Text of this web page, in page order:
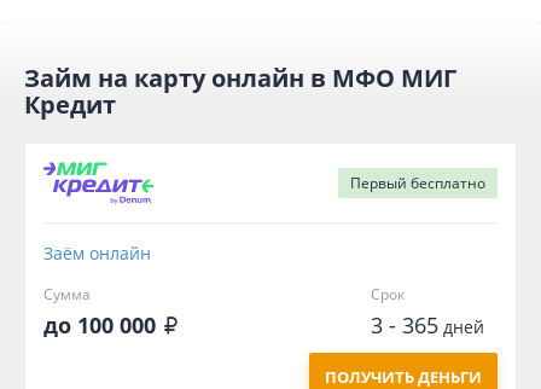
Займ на карту онлайн в МФО МИГ
Кредит
Первый бесплатно
Заём онлайн
Сумма
до 100 000
Срок
3 - 365дней
ПОЛУЧИТЬ ДЕНЬГИ